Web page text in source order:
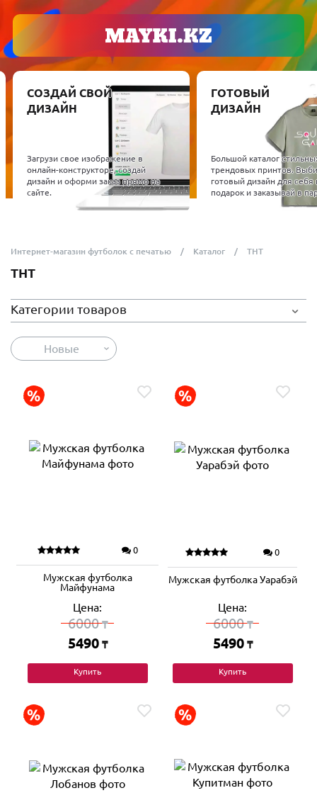
СОЗДАЙ СВОЙ
ДИЗАЙН
Загрузи свое изображение в
онлайн-конструкторе, создай
дизайн и оформи заказ прямо на
сайте.
ГОТОВЫЙ
ДИЗАЙН
Большой каталог
трендовых принтов.
готовый дизайн для себя
подарок и заказывай в
Интернет-магазин футболок с печатью Каталог ТНТ
ТНТ
Категории товаров
Новые
0
Мужская футболка
Майфунама
Цена:
6000₸
5490 ₸
Купить
0
Мужская футболка Уарабэй
Цена:
6000₸
5490 ₸
Купить